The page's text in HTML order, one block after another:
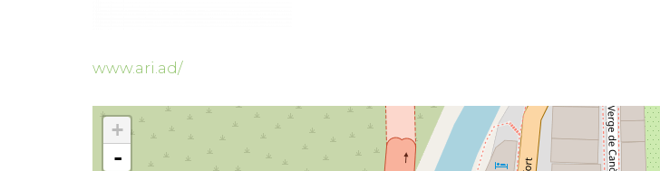
www.ari.ad/
+
-